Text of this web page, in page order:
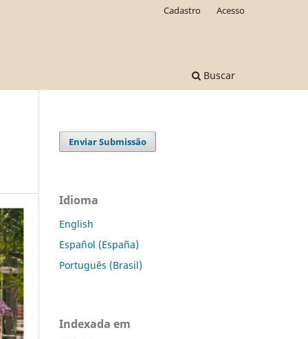
Buscar
Cadastro Acesso
Enviar Submissão
Idioma
English
Español (España)
Português (Brasil)
Indexada em